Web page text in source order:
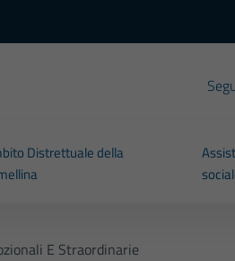
Distrettuale della
E Straordinarie